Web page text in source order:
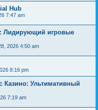
Hub
7:47 am
Лидирующий игровые
2026 4:50 am
8:16 pm
Казино: Ультимативный
7:19 am